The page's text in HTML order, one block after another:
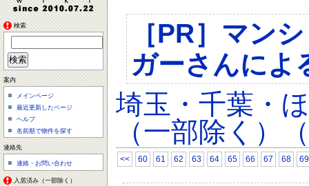
［PR］マン
ガーさんによ
埼玉・千葉・
（一部除く）
<< 60 61 62 63 64 65 66 67 68 69
検索
案内
メインページ
最近更新したページ
ヘルプ
名前順で物件を探す
連絡先
連絡・お問い合わせ
入居済み（一部除く）